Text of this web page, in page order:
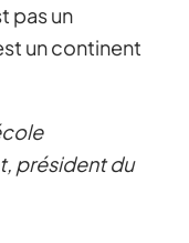
pas un
un continent
président du